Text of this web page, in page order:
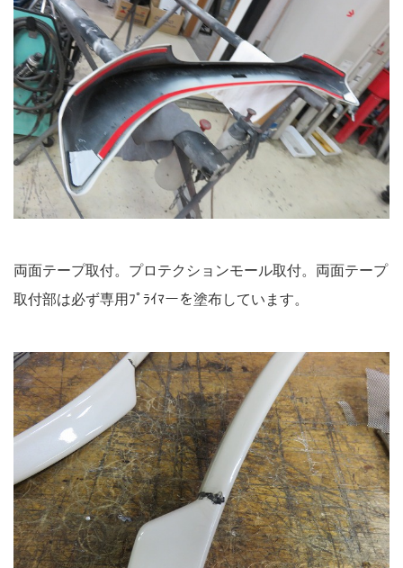
両面テープ取付。プロテクションモール取付。両面テープ
取付部は必ず専用ﾌﾟﾗｲﾏーを塗布しています。